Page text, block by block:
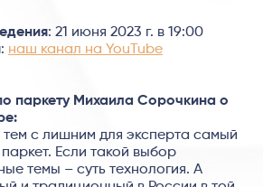
: 21 июня 2023 г. в 19:00
: наш канал на YouTube
паркету Михаила Сорочкина о
тем с лишним для эксперта самый
Если такой выбор
темы – суть технология. А